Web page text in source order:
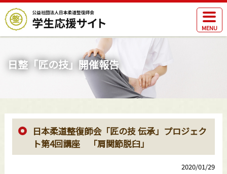
MENU
日整「匠の技」開催報告
日本柔道整復師会「匠の技 伝承」プロジェク
ト第4回講座 「肩関節脱臼」
2020/01/29